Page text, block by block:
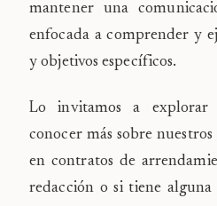
mantener una
enfocada a comprender y
y objetivos específicos.
Lo invitamos a
conocer más sobre nuestros
en contratos de
redacción o si tiene